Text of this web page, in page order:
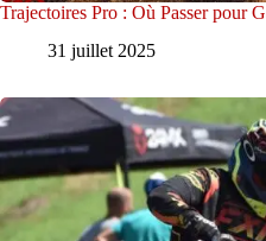
Trajectoires Pro : Où Passer pour
31 juillet 2025